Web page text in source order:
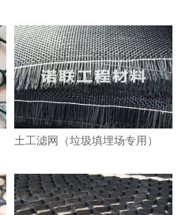
土工滤网（垃圾填埋场专用）